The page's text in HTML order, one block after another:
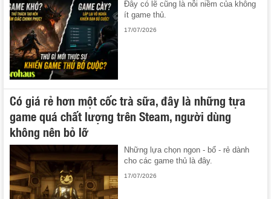
Đây có lẽ cũng là nỗi niềm của không
ít game thủ.
17/07/2026
Có giá rẻ hơn một cốc trà sữa, đây là những tựa
game quá chất lượng trên Steam, người dùng
không nên bỏ lỡ
Những lựa chọn ngon - bổ - rẻ dành
cho các game thủ là đây.
17/07/2026